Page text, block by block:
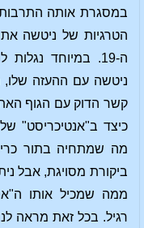
במסגרת אותה
הטרגיות של ניטשה
ה-19. במיוחד
ניטשה עם ההעזה
קשר הדוק עם הגוף
כיצד ב"אנטיכריסט"
מה שמתחיה בתור
ביקורת מסויגת, אבל
ממה שמכיל אותו
רגיל. בכל זאת מראה